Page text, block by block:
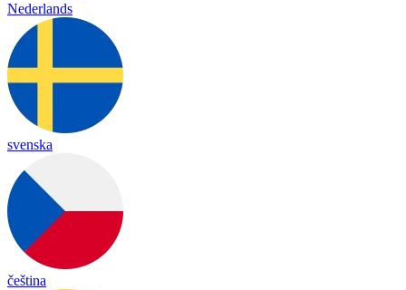
Nederlands
svenska
čeština